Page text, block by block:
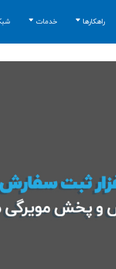
راهکارها خدمات